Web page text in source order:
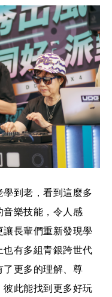
到老，看到這麼多
音樂技能，令人感
長輩們重新發現學
也有多組青銀跨世代
了更多的理解、尊
此能找到更多好玩